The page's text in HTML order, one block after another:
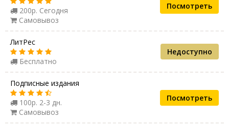
200р. Сегодня
Самовывоз
Посмотреть
ЛитРес
Бесплатно
Недоступно
Подписные издания
100р. 2-3 дн.
Самовывоз
Посмотреть